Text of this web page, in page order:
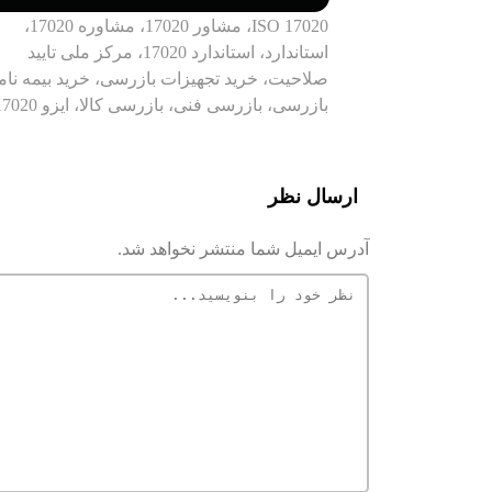
ISO 17020، مشاور 17020، مشاوره 17020،
استاندارد، استاندارد 17020، مرکز ملی تایید
صلاحیت، خرید تجهیزات بازرسی، خرید بیمه
بازرسی، بازرسی فنی، بازرسی کالا، ایزو 17020،
ارسال نظر
آدرس ایمیل شما منتشر نخواهد شد.